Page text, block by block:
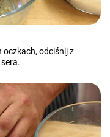
oczkach, odciśnij z